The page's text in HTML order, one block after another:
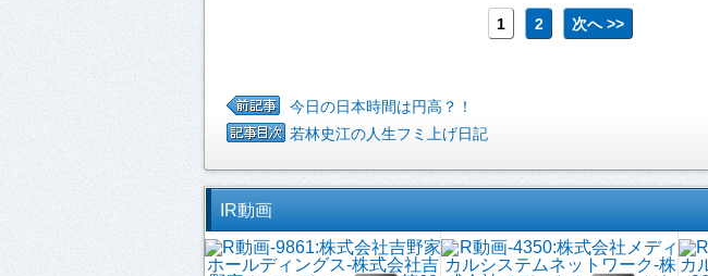
1 2 次へ >>
今日の日本時間は円高？！
若林史江の人生フミ上げ日記
IR動画